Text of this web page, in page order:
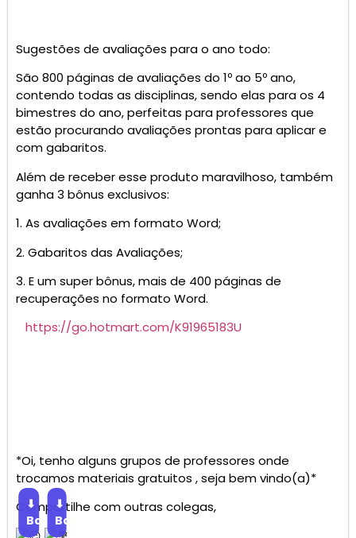
Sugestões de avaliações para o ano todo:
São 800 páginas de avaliações do 1º ao 5º ano,
contendo todas as disciplinas, sendo elas para os 4
bimestres do ano, perfeitas para professores que
estão procurando avaliações prontas para aplicar e
com gabaritos.
Além de receber esse produto maravilhoso, também
ganha 3 bônus exclusivos:
1. As avaliações em formato Word;
2. Gabaritos das Avaliações;
3. E um super bônus, mais de 400 páginas de
recuperações no formato Word.
https://go.hotmart.com/K91965183U
*Oi, tenho alguns grupos de professores onde
trocamos materiais gratuitos , seja bem vindo(a)*
Compartilhe com outras colegas,
⬇
Baixar
⬇
Baixar